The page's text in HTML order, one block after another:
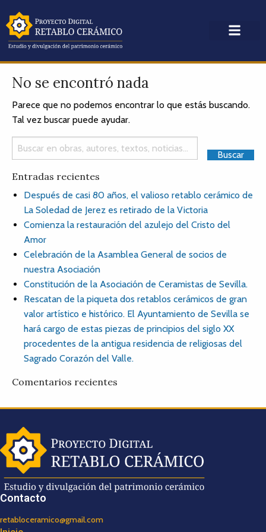
No se encontró nada
Parece que no podemos encontrar lo que estás buscando.
Tal vez buscar puede ayudar.
Entradas recientes
Después de casi 80 años, el valioso retablo cerámico de
La Soledad de Jerez es retirado de la Victoria
Comienza la restauración del azulejo del Cristo del
Amor
Celebración de la Asamblea General de socios de
nuestra Asociación
Constitución de la Asociación de Ceramistas de Sevilla.
Rescatan de la piqueta dos retablos cerámicos de gran
valor artístico e histórico. El Ayuntamiento de Sevilla se
hará cargo de estas piezas de principios del siglo XX
procedentes de la antigua residencia de religiosas del
Sagrado Corazón del Valle.
Comentarios recientes
Contacto
retabloceramico@gmail.com